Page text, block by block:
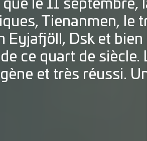
que le 11
Tienanmen, le
Eyjafjöll, Dsk et
ce quart de siècle.
et très réussi.